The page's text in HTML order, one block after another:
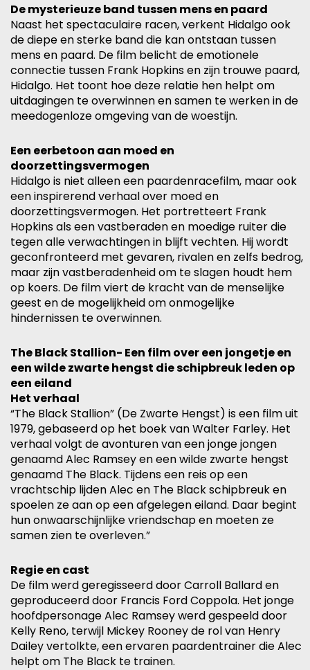
De mysterieuze band tussen mens en paard
Naast het spectaculaire racen, verkent Hidalgo ook
de diepe en sterke band die kan ontstaan tussen
mens en paard. De film belicht de emotionele
connectie tussen Frank Hopkins en zijn trouwe paard,
Hidalgo. Het toont hoe deze relatie hen helpt om
uitdagingen te overwinnen en samen te werken in de
meedogenloze omgeving van de woestijn.
Een eerbetoon aan moed en
doorzettingsvermogen
Hidalgo is niet alleen een paardenracefilm, maar ook
een inspirerend verhaal over moed en
doorzettingsvermogen. Het portretteert Frank
Hopkins als een vastberaden en moedige ruiter die
tegen alle verwachtingen in blijft vechten. Hij wordt
geconfronteerd met gevaren, rivalen en zelfs bedrog,
maar zijn vastberadenheid om te slagen houdt hem
op koers. De film viert de kracht van de menselijke
geest en de mogelijkheid om onmogelijke
hindernissen te overwinnen.
The Black Stallion- Een film over een jongetje en
een wilde zwarte hengst die schipbreuk leden op
een eiland
Het verhaal
“The Black Stallion” (De Zwarte Hengst) is een film uit
1979, gebaseerd op het boek van Walter Farley. Het
verhaal volgt de avonturen van een jonge jongen
genaamd Alec Ramsey en een wilde zwarte hengst
genaamd The Black. Tijdens een reis op een
vrachtschip lijden Alec en The Black schipbreuk en
spoelen ze aan op een afgelegen eiland. Daar begint
hun onwaarschijnlijke vriendschap en moeten ze
samen zien te overleven.”
Regie en cast
De film werd geregisseerd door Carroll Ballard en
geproduceerd door Francis Ford Coppola. Het jonge
hoofdpersonage Alec Ramsey werd gespeeld door
Kelly Reno, terwijl Mickey Rooney de rol van Henry
Dailey vertolkte, een ervaren paardentrainer die Alec
helpt om The Black te trainen.